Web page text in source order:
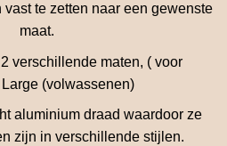
tot
te zetten naar een gewenste
maat.
verschillende maten, ( voor
(volwassenen)
aluminium draad waardoor ze
zijn in verschillende stijlen.